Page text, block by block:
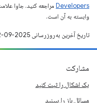
Developers‏
وابسته به آن است.
تاریخ آخرین به‌روزرسانی 2025-09-02 به‌وقت ساعت هماهنگ جهانی.
مشارکت
یک اشکال را ثبت کنید
مسائل باز را ببینید